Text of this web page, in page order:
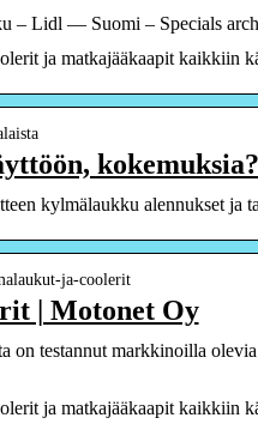
– Lidl — Suomi – Specials
ja matkajääkaapit kaikkiin
kylmälaukku alennukset ja
ja-coolerit
| Motonet Oy
on testannut markkinoilla
ja matkajääkaapit kaikkiin